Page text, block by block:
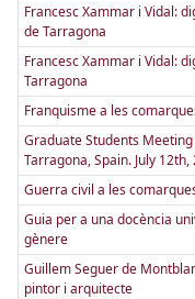
Francesc Xammar i Vidal:
de Tarragona
Francesc Xammar i Vidal:
Tarragona
Franquisme a les
Graduate Students
Tarragona, Spain. July 12th,
Guerra civil a les
Guia per a una docència
gènere
Guillem Seguer de
pintor i arquitecte